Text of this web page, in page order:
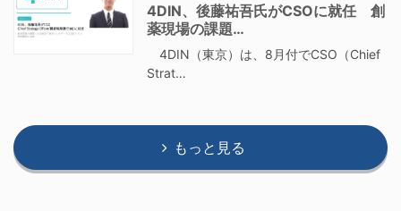
4DIN、後藤祐吾氏がCSOに就任 創
薬現場の課題…
4DIN（東京）は、8月付でCSO（Chief
Strat…
もっと見る